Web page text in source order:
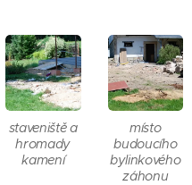
staveniště a
hromady
kamení
místo
budoucího
bylinkového
záhonu